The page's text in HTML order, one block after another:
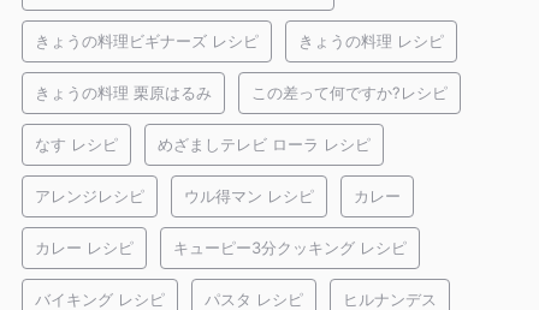
きょうの料理ビギナーズ レシピ きょうの料理 レシピ
きょうの料理 栗原はるみ この差って何ですか?レシピ
なす レシピ めざましテレビ ローラ レシピ
アレンジレシピ ウル得マン レシピ カレー
カレー レシピ キューピー3分クッキング レシピ
バイキング レシピ パスタ レシピ ヒルナンデス